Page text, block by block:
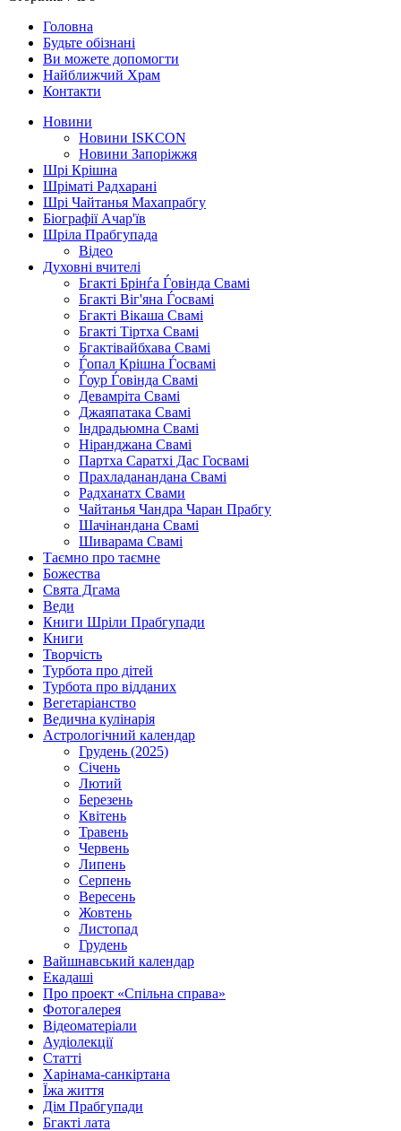
Головна
Будьте обізнані
Ви можете допомогти
Найближчий Храм
Контакти
Новини
Новини ISKCON
Новини Запоріжжя
Шрі Крішна
Шріматі Радхарані
Шрі Чайтанья Махапрабгу
Біографії Ачар'їв
Шріла Прабгупада
Відео
Духовні вчителі
Бгакті Брінѓа Ѓовінда Свамі
Бгакті Віг'яна Ѓосвамі
Бгакті Вікаша Свамі
Бгакті Тіртха Свамі
Бгактівайбхава Свамі
Ѓопал Крішна Ѓосвамі
Ѓоур Ѓовінда Свамі
Девамріта Свамі
Джаяпатака Свамі
Індрадьюмна Свамі
Ніранджана Свамі
Партха Саратхі Дас Госвамі
Прахладанандана Свамі
Радханатх Свами
Чайтанья Чандра Чаран Прабгу
Шачінандана Свамі
Шиварама Свамі
Таємно про таємне
Божества
Свята Дгама
Веди
Книги Шріли Прабгупади
Книги
Творчість
Турбота про дітей
Турбота про відданих
Вегетаріанство
Ведична кулінарія
Астрологічний календар
Грудень (2025)
Січень
Лютий
Березень
Квітень
Травень
Червень
Липень
Серпень
Вересень
Жовтень
Листопад
Грудень
Вайшнавський календар
Екадаші
Про проект «Спільна справа»
Фотогалерея
Відеоматеріали
Аудіолекції
Статті
Харінама-санкіртана
Їжа життя
Дім Прабгупади
Бгакті лата